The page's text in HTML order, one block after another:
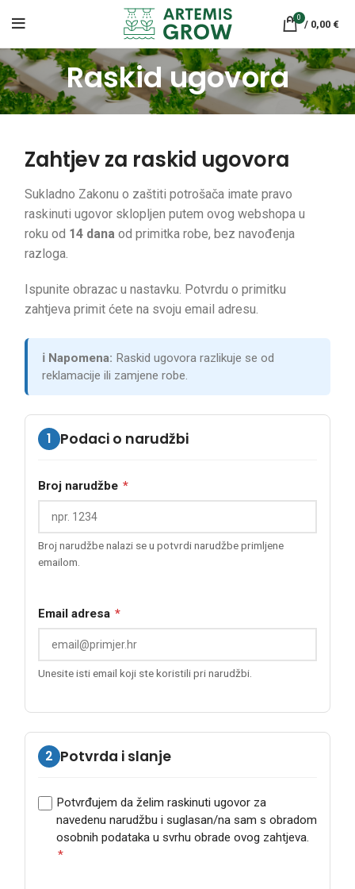
0
/ 0,00 €
Raskid ugovora
Zahtjev za raskid ugovora
Sukladno Zakonu o zaštiti potrošača imate pravo
raskinuti ugovor sklopljen putem ovog webshopa u
roku od 14 dana od primitka robe, bez navođenja
razloga.
Ispunite obrazac u nastavku. Potvrdu o primitku
zahtjeva primit ćete na svoju email adresu.
ℹ️ Napomena: Raskid ugovora razlikuje se od
reklamacije ili zamjene robe.
1 Podaci o narudžbi
Broj narudžbe *
Broj narudžbe nalazi se u potvrdi narudžbe primljene
emailom.
Email adresa *
Unesite isti email koji ste koristili pri narudžbi.
2 Potvrda i slanje
Potvrđujem da želim raskinuti ugovor za
navedenu narudžbu i suglasan/na sam s obradom
osobnih podataka u svrhu obrade ovog zahtjeva.
*